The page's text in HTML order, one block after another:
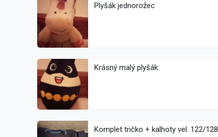
Plyšák jednorožec
Krásný malý plyšák
Komplet tričko + kalhoty vel. 122/128